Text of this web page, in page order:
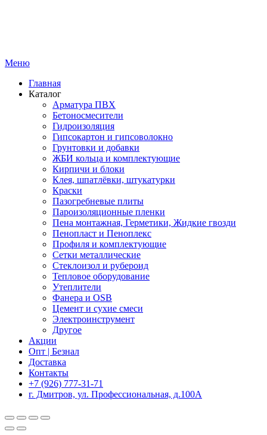
Меню
Главная
Каталог
Арматура ПВХ
Бетоносмесители
Гидроизоляция
Гипсокартон и гипсоволокно
Грунтовки и добавки
ЖБИ кольца и комплектующие
Кирпичи и блоки
Клея, шпатлёвки, штукатурки
Краски
Пазогребневые плиты
Пароизоляционные пленки
Пена монтажная, Герметики, Жидкие гвозди
Пенопласт и Пеноплекс
Профиля и комплектующие
Сетки металлические
Стеклоизол и рубероид
Тепловое оборудование
Утеплители
Фанера и OSB
Цемент и сухие смеси
Электроинструмент
Другое
Акции
Опт | Безнал
Доставка
Контакты
+7 (926) 777-31-71
г. Дмитров, ул. Профессиональная, д.100А